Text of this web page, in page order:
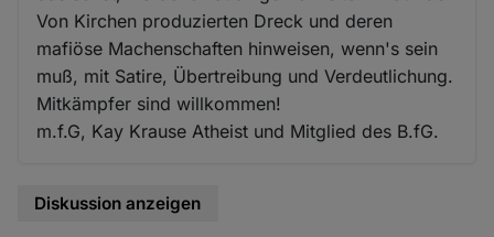
Von Kirchen produzierten Dreck und deren
mafiöse Machenschaften hinweisen, wenn's sein
muß, mit Satire, Übertreibung und Verdeutlichung.
Mitkämpfer sind willkommen!
m.f.G, Kay Krause Atheist und Mitglied des B.fG.
Diskussion anzeigen